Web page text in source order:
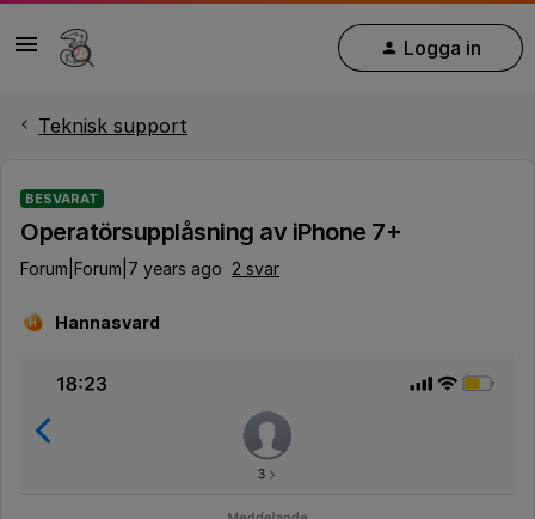
Logga in
Teknisk support
BESVARAT
Operatörsupplåsning av iPhone 7+
Forum|Forum|7 years ago 2 svar
H Hannasvard